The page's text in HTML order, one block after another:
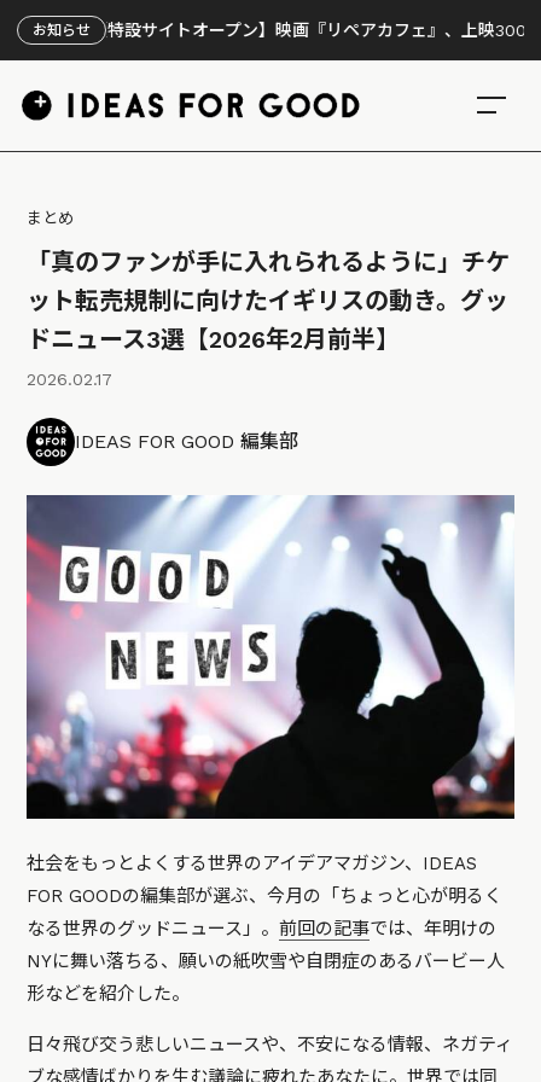
お知らせ
【特設サイトオープン】映画『リペアカフェ』、上映300回の先で見
まとめ
「真のファンが手に入れられるように」チケ
ット転売規制に向けたイギリスの動き。グッ
ドニュース3選【2026年2月前半】
2026.02.17
IDEAS FOR GOOD 編集部
社会をもっとよくする世界のアイデアマガジン、IDEAS
FOR GOODの編集部が選ぶ、今月の「ちょっと心が明るく
なる世界のグッドニュース」。前回の記事では、年明けの
NYに舞い落ちる、願いの紙吹雪や自閉症のあるバービー人
形などを紹介した。
日々飛び交う悲しいニュースや、不安になる情報、ネガティ
ブな感情ばかりを生む議論に疲れたあなたに。世界では同